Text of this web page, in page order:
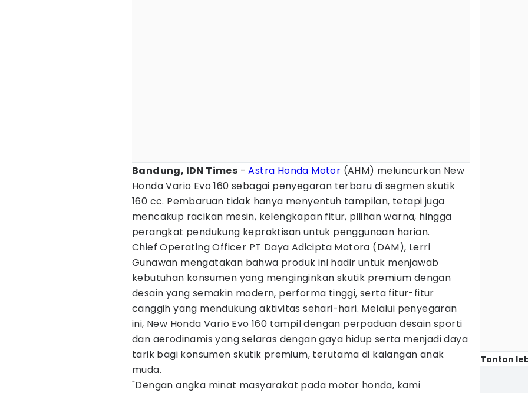
Bandung, IDN Times -Astra Honda Motor (AHM) meluncurkan New
Honda Vario Evo 160 sebagai penyegaran terbaru di segmen skutik
160 cc. Pembaruan tidak hanya menyentuh tampilan, tetapi juga
mencakup racikan mesin, kelengkapan fitur, pilihan warna, hingga
perangkat pendukung kepraktisan untuk penggunaan harian.
Chief Operating Officer PT Daya Adicipta Motora (DAM), Lerri
Gunawan mengatakan bahwa produk ini hadir untuk menjawab
kebutuhan konsumen yang menginginkan skutik premium dengan
desain yang semakin modern, performa tinggi, serta fitur-fitur
canggih yang mendukung aktivitas sehari-hari. Melalui penyegaran
ini, New Honda Vario Evo 160 tampil dengan perpaduan desain sporti
dan aerodinamis yang selaras dengan gaya hidup serta menjadi daya
tarik bagi konsumen skutik premium, terutama di kalangan anak
muda.
"Dengan angka minat masyarakat pada motor honda, kami
Tonton